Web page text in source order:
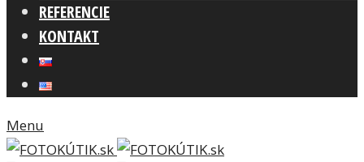
REFERENCIE
KONTAKT
Menu